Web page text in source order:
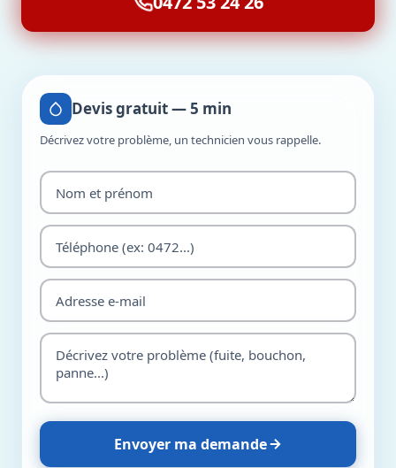
Devis gratuit — 5 min
Décrivez votre problème, un technicien vous rappelle.
Envoyer ma demande